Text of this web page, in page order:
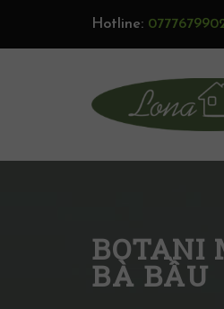
Hotline:
BOTANI
BÀ BẦU